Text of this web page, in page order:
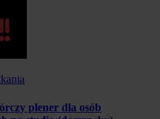
plener dla osób